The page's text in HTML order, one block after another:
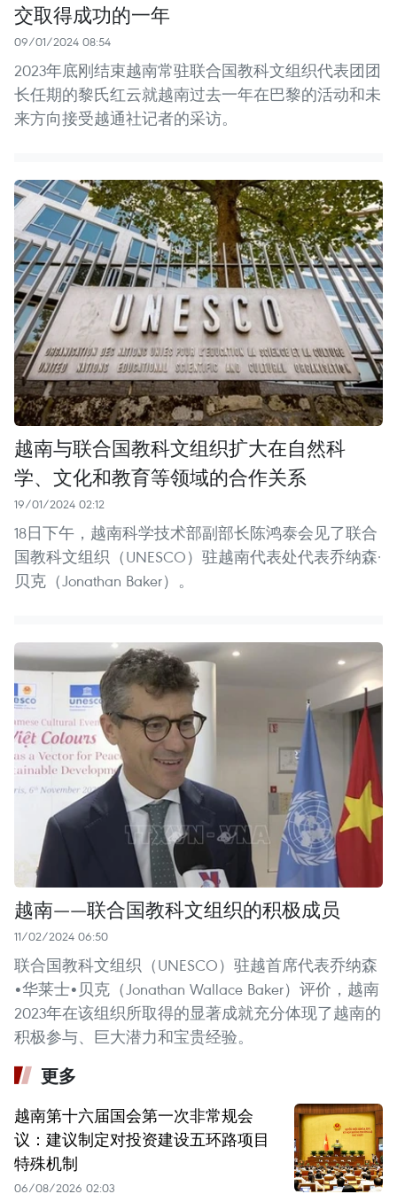
交取得成功的一年
09/01/2024 08:54
2023年底刚结束越南常驻联合国教科文组织代表团团
长任期的黎氏红云就越南过去一年在巴黎的活动和未
来方向接受越通社记者的采访。
越南与联合国教科文组织扩大在自然科
学、文化和教育等领域的合作关系
19/01/2024 02:12
18日下午，越南科学技术部副部长陈鸿泰会见了联合
国教科文组织（UNESCO）驻越南代表处代表乔纳森·
贝克（Jonathan Baker）。
越南——联合国教科文组织的积极成员
11/02/2024 06:50
联合国教科文组织（UNESCO）驻越首席代表乔纳森
•华莱士•贝克（Jonathan Wallace Baker）评价，越南
2023年在该组织所取得的显著成就充分体现了越南的
积极参与、巨大潜力和宝贵经验。
更多
越南第十六届国会第一次非常规会
议：建议制定对投资建设五环路项目
特殊机制
06/08/2026 02:03